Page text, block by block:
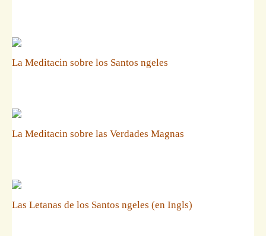
La Meditacin sobre los Santos ngeles
La Meditacin sobre las Verdades Magnas
Las Letanas de los Santos ngeles (en Ingls)